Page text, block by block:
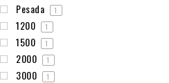
Pesada 1
1200 1
1500 1
2000 1
3000 1